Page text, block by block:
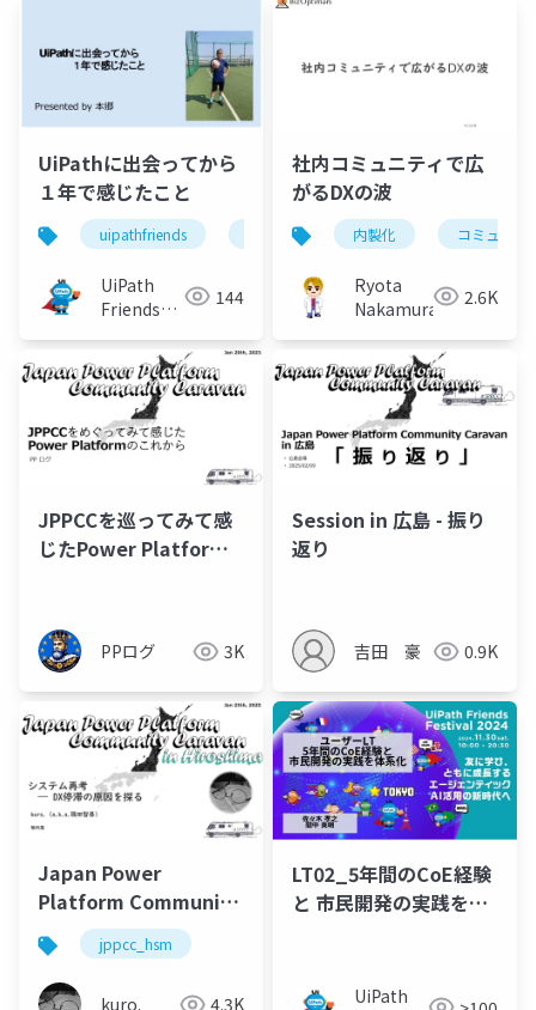
UiPathに出会ってから
１年で感じたこと
uipathfriends
UiPath
Friends
144
社内コミュニティで広
がるDXの波
内製化 コミュニテ
Ryota
Nakamura
2.6K
JPPCCを巡ってみて感
じたPower Platform
PPログ 3K
Session in 広島 - 振り
返り
吉田 豪 0.9K
Japan Power
Platform Community
Caravan in Hiroshima
発表資料
jppcc_hsm
kuro. 4.3K
LT02_5年間のCoE経験
と 市民開発の実践を体
UiPath